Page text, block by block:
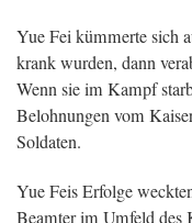
Yue Fei kümmerte sich
krank wurden, dann
Wenn sie im Kampf
Belohnungen vom
Soldaten.
Yue Feis Erfolge
Beamter im Umfeld des